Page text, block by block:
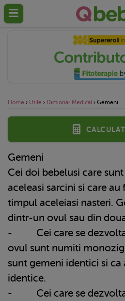
Home › Utile › Dictionar Medical › Gemeni
Gemeni
Cei doi bebelusi care sunt rezultatul unei
aceleasi sarcini si care au
timpul aceleiasi nasteri.
dintr-un ovul sau din
- Cei care se dezvolta
ovul sunt numiti
sunt gemeni identici si ca
identice.
- Cei care se dezvolta